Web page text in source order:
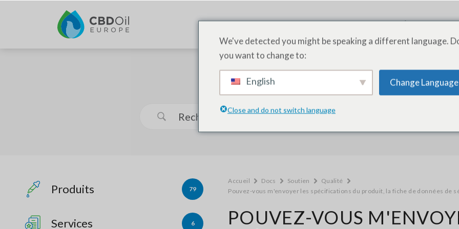
PRODUITS SERVICES ACADÉMIE A
Comment pouvons-nous vous aider ?
Produits 79
Services 6
Accueil Docs Soutien
Qualité
Pouvez-vous m'envoyer les spécifications du produit, la fiche de données de
POUVEZ-VOUS
We've detected you might be speaking a different language.
you want to change to:
English Change Language
Close and do not switch language